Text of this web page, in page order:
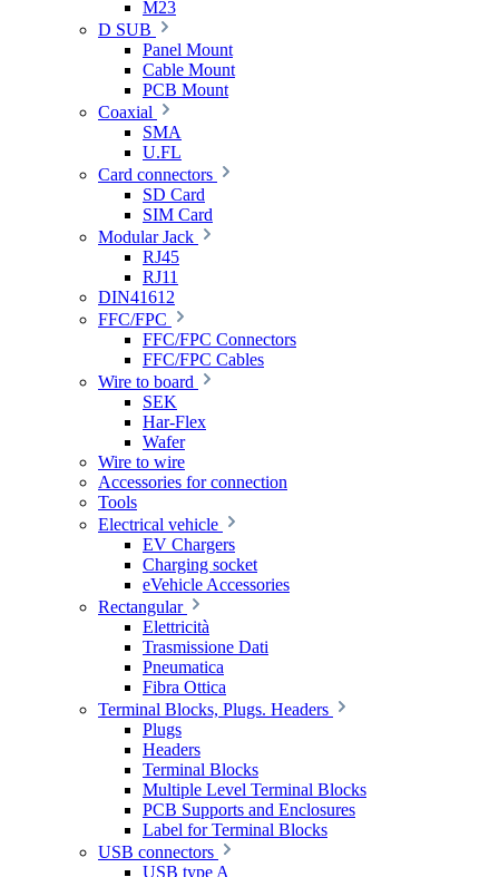
M23
D SUB
Panel Mount
Cable Mount
PCB Mount
Coaxial
SMA
U.FL
Card connectors
SD Card
SIM Card
Modular Jack
RJ45
RJ11
DIN41612
FFC/FPC
FFC/FPC Connectors
FFC/FPC Cables
Wire to board
SEK
Har-Flex
Wafer
Wire to wire
Accessories for connection
Tools
Electrical vehicle
EV Chargers
Charging socket
eVehicle Accessories
Rectangular
Elettricità
Trasmissione Dati
Pneumatica
Fibra Ottica
Terminal Blocks, Plugs. Headers
Plugs
Headers
Terminal Blocks
Multiple Level Terminal Blocks
PCB Supports and Enclosures
Label for Terminal Blocks
USB connectors
USB type A